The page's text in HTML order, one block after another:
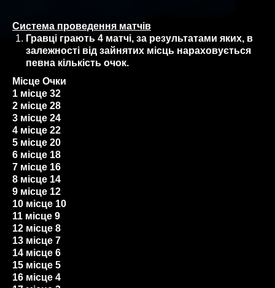
Система проведення матчів
Гравці грають 4 матчі, за результатами яких, в
залежності від зайнятих місць нараховується
певна кількість очок.
Місце Очки
1 місце 32
2 місце 28
3 місце 24
4 місце 22
5 місце 20
6 місце 18
7 місце 16
8 місце 14
9 місце 12
10 місце 10
11 місце 9
12 місце 8
13 місце 7
14 місце 6
15 місце 5
16 місце 4